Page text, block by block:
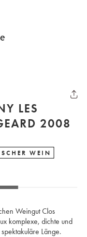
LES
POYEUX CLOS ROUGEARD 2008
WEIN
Weingut Clos
komplexe, dichte und
Länge.